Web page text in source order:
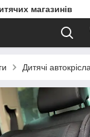
магазинів
Дитячі автокрісла